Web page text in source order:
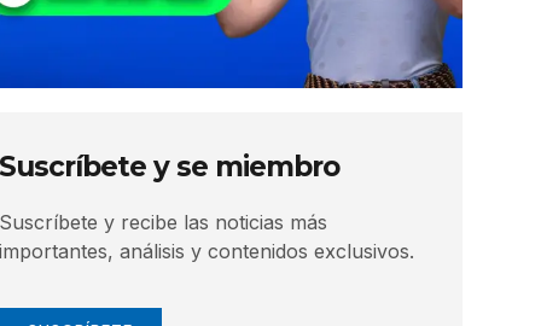
Suscríbete y se miembro
Suscríbete y recibe las noticias más
importantes, análisis y contenidos exclusivos.